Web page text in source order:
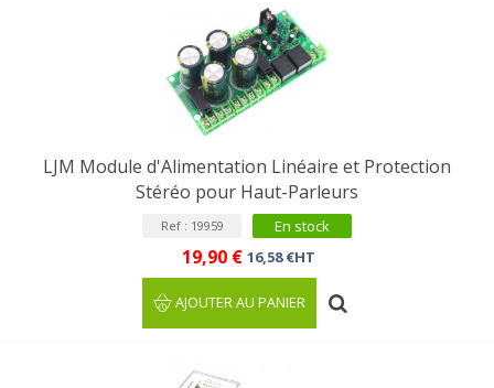
LJM Module d'Alimentation Linéaire et Protection
Stéréo pour Haut-Parleurs
Ref : 19959 En stock
19,90 € 16,58 €HT
AJOUTER AU PANIER